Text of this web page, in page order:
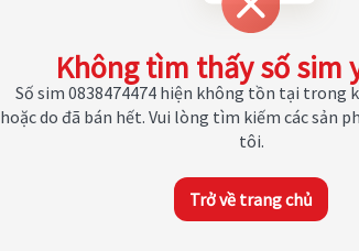
Không tìm thấy số sim
Số sim 0838474474 hiện không tồn tại trong
hoặc do đã bán hết. Vui lòng tìm kiếm các sản
tôi.
Trở về trang chủ